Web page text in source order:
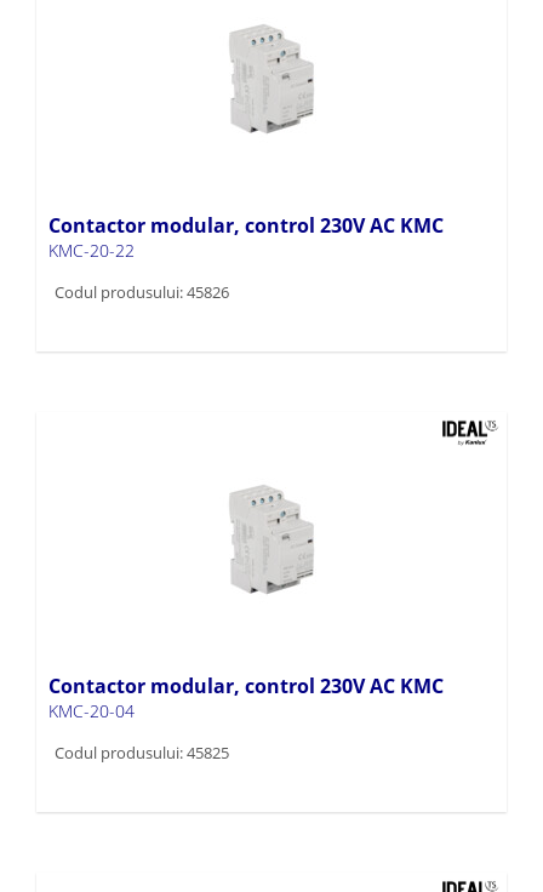
Contactor modular, control 230V AC KMC
KMC-20-22
Codul produsului: 45826
Contactor modular, control 230V AC KMC
KMC-20-04
Codul produsului: 45825